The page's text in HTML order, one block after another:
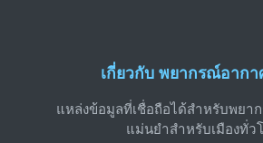
เกี่ยวกับ พยากรณ์อากา
แหล่งข้อมูลที่เชื่อถือได้สำหรับพยา
แม่นยำสำหรับเมืองทั่ว